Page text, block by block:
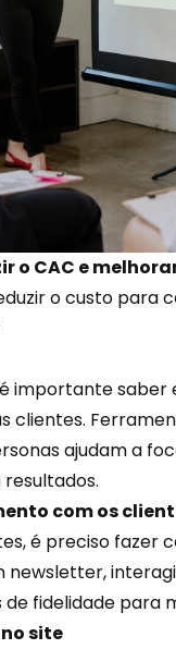
o CAC e
o custo para
importante
clientes.
ajudam a
com os
é preciso fazer
newsletter,
fidelidade para
site